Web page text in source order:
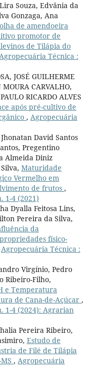
Souza, Edvânia da
Gonzaga, Ana
de amendoeira
promotor de
de Tilápia do
Técnica :
JOSÉ GUILHERME
CARVALHO,
RICARDO ALVES
após pré-cultivo de
, Agropecuária
David Santos
Pregentino
Almeida Diniz
Maturidade
Vermelho em
de frutos ,
1-4 (2021)
Dyalla Feitosa Lins,
Pereira da Silva,
da
físico-
Agropecuária Técnica :
Virgínio, Pedro
Ribeiro-Filho,
e Temperatura
de Cana-de-Açúcar ,
1-4 (2024): Agrarian
Pereira Ribeiro,
Estudo de
de Filé de Tilápia
, Agropecuária